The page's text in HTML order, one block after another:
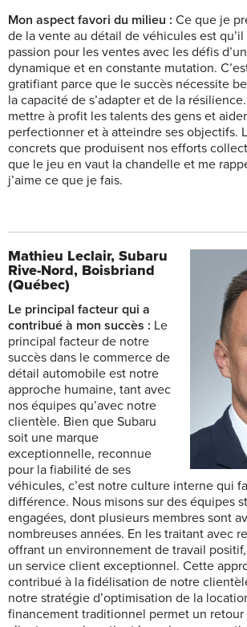
Mon aspect favori du milieu : Ce que je
de la vente au détail de véhicules est
passion pour les ventes avec les défis
dynamique et en constante mutation.
gratifiant parce que le succès nécessite
la capacité de s’adapter et de la résilience.
mettre à profit les talents des gens et
perfectionner et à atteindre ses objectifs.
concrets que produisent nos efforts
que le jeu en vaut la chandelle et me
j’aime ce que je fais.
Mathieu Leclair, Subaru
Rive-Nord, Boisbriand
(Québec)
Le principal facteur qui a
contribué à mon succès : Le
principal facteur de notre
succès dans le commerce de
détail automobile est notre
approche humaine, tant avec
nos équipes qu’avec notre
clientèle. Bien que Subaru
soit une marque
exceptionnelle, reconnue
pour la fiabilité de ses
véhicules, c’est notre culture interne qui
différence. Nous misons sur des équipes
engagées, dont plusieurs membres sont
nombreuses années. En les traitant avec
offrant un environnement de travail
un service client exceptionnel. Cette
contribué à la fidélisation de notre
notre stratégie d’optimisation de la
financement traditionnel permet un retour